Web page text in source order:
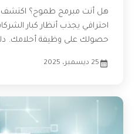
احترافي يجذب أنظار كبار
حصولك على وظيفة أحلامك.
25 ديسمبر، 2025